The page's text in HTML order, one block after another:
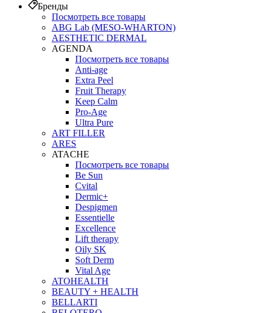
Бренды
Посмотреть все товары
ABG Lab (MESO-WHARTON)
AESTHETIC DERMAL
AGENDA
Посмотреть все товары
Anti-age
Extra Peel
Fruit Therapy
Keep Calm
Pro‑Age
Ultra Pure
ART FILLER
ARES
ATACHE
Посмотреть все товары
Be Sun
Cvital
Dermic+
Despigmen
Essentielle
Excellence
Lift therapy
Oily SK
Soft Derm
Vital Age
ATOHEALTH
BEAUTY + HEALTH
BELLARTI